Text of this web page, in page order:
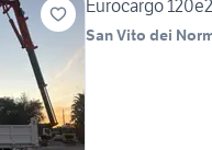
Eurocargo
San Vito dei